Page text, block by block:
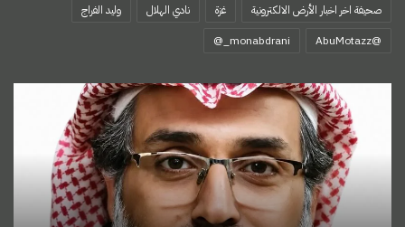
صحيفة اخر اخبار الأرض الالكترونية
غزة نادي الهلال
وليد الفراج
‏@AbuMotazz